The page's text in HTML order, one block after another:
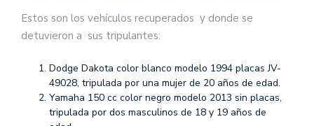
Estos son los vehículos recuperados y donde se
detuvieron a sus tripulantes:
Dodge Dakota color blanco modelo 1994 placas JV-
49028, tripulada por una mujer de 20 años de edad.
Yamaha 150 cc color negro modelo 2013 sin placas,
tripulada por dos masculinos de 18 y 19 años de